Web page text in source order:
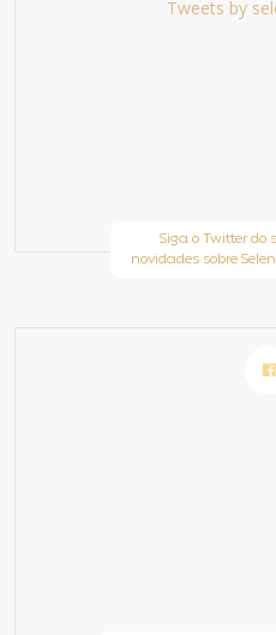
Tweets by
Siga o Twitter do
novidades sobre